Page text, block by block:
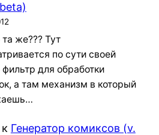
та же??? Тут
по сути своей
фильтр для обработки
а там механизм в который
к Генератор комиксов (v.